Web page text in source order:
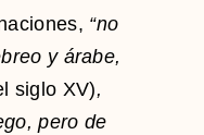
“no
y árabe,
siglo XV),
pero de